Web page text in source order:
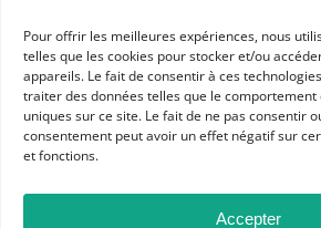
Pour offrir les meilleures expériences, nous
telles que les cookies pour stocker et/ou
appareils. Le fait de consentir à ces
traiter des données telles que le comportement
uniques sur ce site. Le fait de ne pas consentir
consentement peut avoir un effet négatif sur
et fonctions.
Accepter
APHG
Association des professeurs d'histoire
+ 33 0(1) 42 33 62